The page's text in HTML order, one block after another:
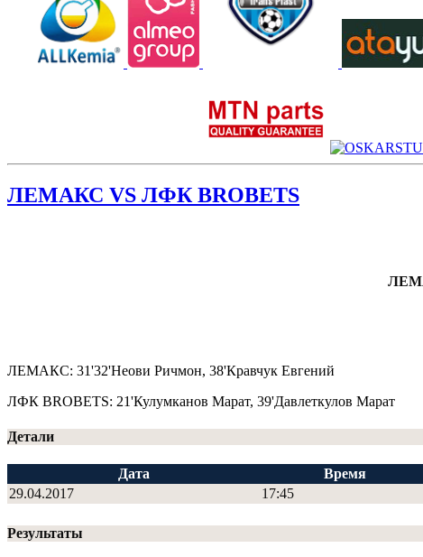
ЛЕМАКС VS ЛФК BROBETS
ЛЕМАКС: 31'32'Неови Ричмон, 38'Кравчук Евгений
ЛФК BROBETS: 21'Кулумканов Марат, 39'Давлеткулов Марат
Детали
Дата Время
29.04.2017
17:45
Результаты